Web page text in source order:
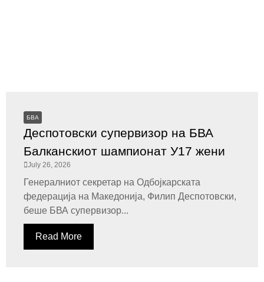
БВА
Деспотовски супервизор на БВА
Балканскиот шампионат У17 жени
July 26, 2026
Генералниот секретар на Одбојкарската
федерација на Македонија, Филип Деспотовски,
беше БВА супервизор...
Read More